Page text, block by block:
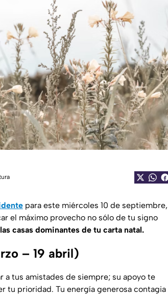
para este miércoles 10 de septiembre,
el máximo provecho no sólo de tu signo
casas dominantes de tu carta natal.
– 19 abril)
a tus amistades de siempre; su apoyo te
tu prioridad. Tu energía generosa contagia